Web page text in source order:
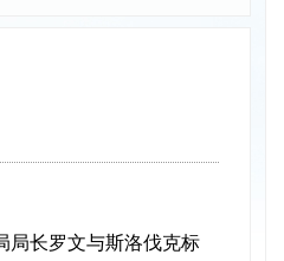
长罗文与斯洛伐克标